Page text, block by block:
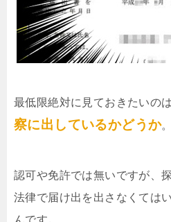
最低限絶対に見ておきたいのは
察に出しているかどうか。
認可や免許では無いですが、
法律で届け出を出さなくては